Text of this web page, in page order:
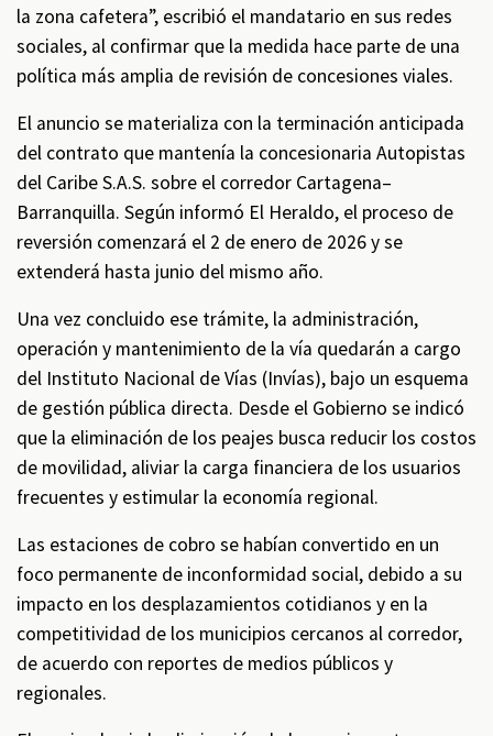
la zona cafetera”, escribió el mandatario en sus redes
sociales, al confirmar que la medida hace parte de una
política más amplia de revisión de concesiones viales.
El anuncio se materializa con la terminación anticipada
del contrato que mantenía la concesionaria Autopistas
del Caribe S.A.S. sobre el corredor Cartagena–
Barranquilla. Según informó El Heraldo, el proceso de
reversión comenzará el 2 de enero de 2026 y se
extenderá hasta junio del mismo año.
Una vez concluido ese trámite, la administración,
operación y mantenimiento de la vía quedarán a cargo
del Instituto Nacional de Vías (Invías), bajo un esquema
de gestión pública directa. Desde el Gobierno se indicó
que la eliminación de los peajes busca reducir los costos
de movilidad, aliviar la carga financiera de los usuarios
frecuentes y estimular la economía regional.
Las estaciones de cobro se habían convertido en un
foco permanente de inconformidad social, debido a su
impacto en los desplazamientos cotidianos y en la
competitividad de los municipios cercanos al corredor,
de acuerdo con reportes de medios públicos y
regionales.